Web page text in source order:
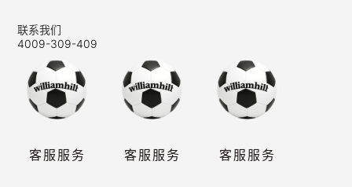
联系我们
4009-309-409
客服服务 客服服务 客服服务